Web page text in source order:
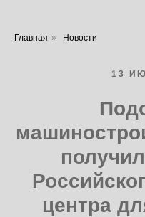
Главная » Новости
13
центра